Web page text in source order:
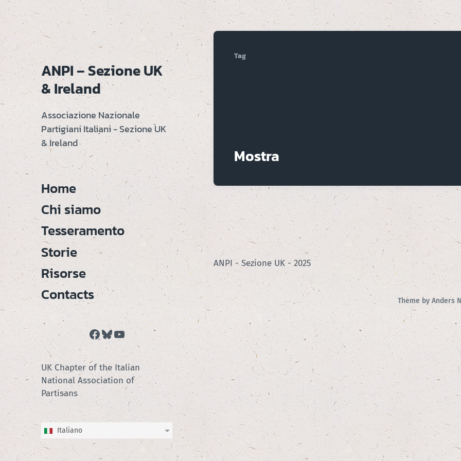
ANPI – Sezione UK
& Ireland
Associazione Nazionale
Partigiani Italiani - Sezione UK
& Ireland
Home
Chi siamo
Tesseramento
Storie
Risorse
Contacts
Facebook Bluesky YouTube
UK Chapter of the Italian
National Association of
Partisans
Italiano
Tag
Mostra
ANPI - Sezione UK - 2025
Theme byAnders